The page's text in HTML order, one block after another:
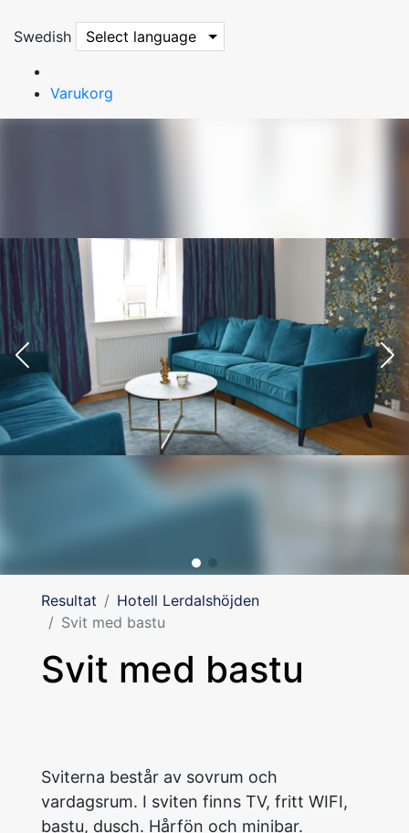
Swedish Select language
Varukorg
Resultat
Hotell Lerdalshöjden
Svit med bastu
Svit med bastu
Sviterna består av sovrum och
vardagsrum. I sviten finns TV, fritt WIFI,
bastu, dusch. Hårfön och minibar.